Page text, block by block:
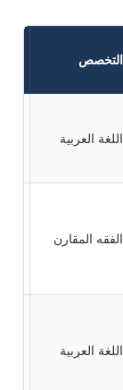
التخصص
اللغة العربية
الفقه المقارن
اللغة العربية